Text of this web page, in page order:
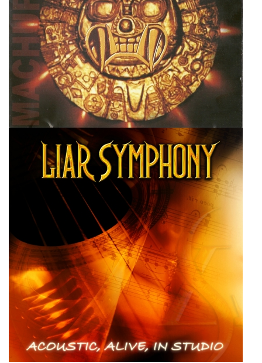
Kausachum
Super User
Liar Symphony
Super User